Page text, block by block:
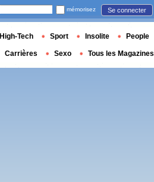
mémorisez Se connecter
High-Tech Sport Insolite People
Carrières Sexo Tous les Magazines